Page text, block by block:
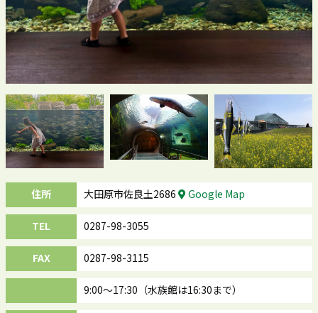
住所 大田原市佐良土2686 Google Map
TEL 0287-98-3055
FAX 0287-98-3115
9:00～17:30（水族館は16:30まで）